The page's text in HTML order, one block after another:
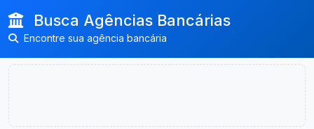
Busca Agências Bancárias
Encontre sua agência bancária